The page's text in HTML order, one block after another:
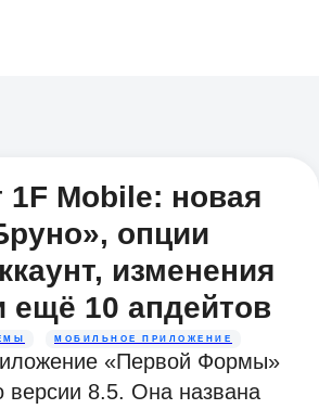
Mobile: новая
опции
изменения
ещё 10 апдейтов
МОБИЛЬНОЕ ПРИЛОЖЕНИЕ
«Первой Формы»
версии 8.5. Она названа